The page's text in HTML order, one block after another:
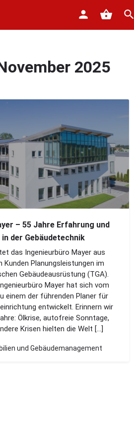
2025
– 55 Jahre Erfahrung und
der Gebäudetechnik
das Ingenieurbüro Mayer aus
Kunden Planungsleistungen im
Gebäudeausrüstung (TGA).
Mayer hat sich vom
einem der führenden Planer für
entwickelt. Erinnern wir
Ölkrise, autofreie Sonntage,
Krisen hielten die Welt […]
und Gebäudemanagement